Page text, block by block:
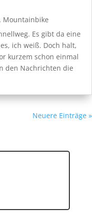
, Mountainbike
Es gibt da eine
ich weiß. Doch halt,
kurzem schon einmal
den Nachrichten die
Neuere Einträge »